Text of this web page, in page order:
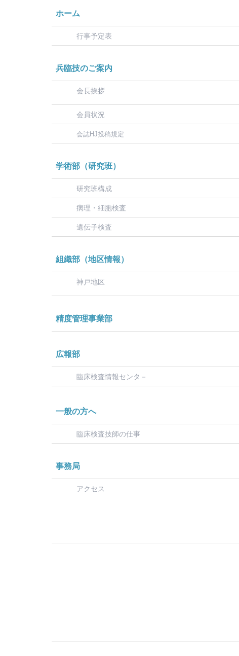
ホーム
行事予定表
兵臨技のご案内
会長挨拶
会員状況
会誌HJ投稿規定
学術部（研究班）
研究班構成
病理・細胞検査
遺伝子検査
組織部（地区情報）
神戸地区
精度管理事業部
広報部
臨床検査情報センタ－
一般の方へ
臨床検査技師の仕事
事務局
アクセス